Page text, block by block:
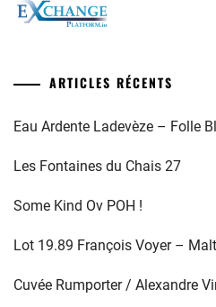
ARTICLES RÉCENTS
Eau Ardente Ladevèze – Folle
Les Fontaines du Chais 27
Some Kind Ov POH !
Lot 19.89 François Voyer –
Cuvée Rumporter / Alexandre